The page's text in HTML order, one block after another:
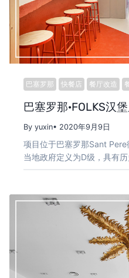
巴塞罗那 快餐店 餐厅改造
巴塞罗那·FOLKS汉
By yuxin• 2020年9月9日
项目位于巴塞罗那Sant
当地政府定义为D级，具有